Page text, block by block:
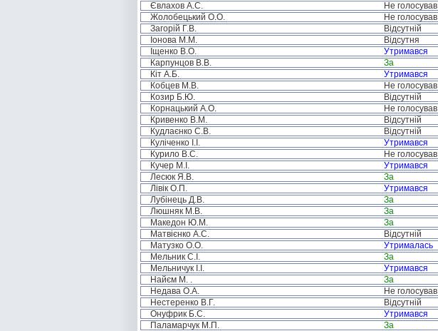
Євлахов А.С.
Не голосував
Жолобецький О.О.
Не голосував
Загорій Г.В.
Відсутній
Іонова М.М.
Відсутня
Іщенко В.О.
Утримався
Карпунцов В.В.
За
Кіт А.Б.
Утримався
Кобцев М.В.
Не голосував
Козир Б.Ю.
Відсутній
Корнацький А.О.
Не голосував
Кривенко В.М.
Відсутній
Кудлаєнко С.В.
Відсутній
Куліченко І.І.
Утримався
Курило В.С.
Не голосував
Кучер М.І.
Утримався
Лесюк Я.В.
За
Лівік О.П.
Утримався
Лубінець Д.В.
За
Люшняк М.В.
За
Македон Ю.М.
За
Матвієнко А.С.
Відсутній
Матузко О.О.
Утрималась
Мельник С.І.
За
Мельничук І.І.
Утримався
Найєм М. .
За
Недава О.А.
Не голосував
Нестеренко В.Г.
Відсутній
Онуфрик Б.С.
Утримався
Паламарчук М.П.
За